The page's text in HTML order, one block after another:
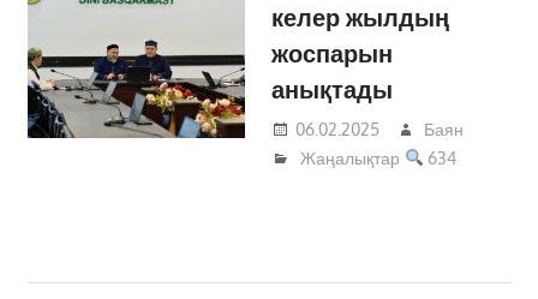
келер жылдың
жоспарын
анықтады
06.02.2025
Баян
Жаңалықтар
634